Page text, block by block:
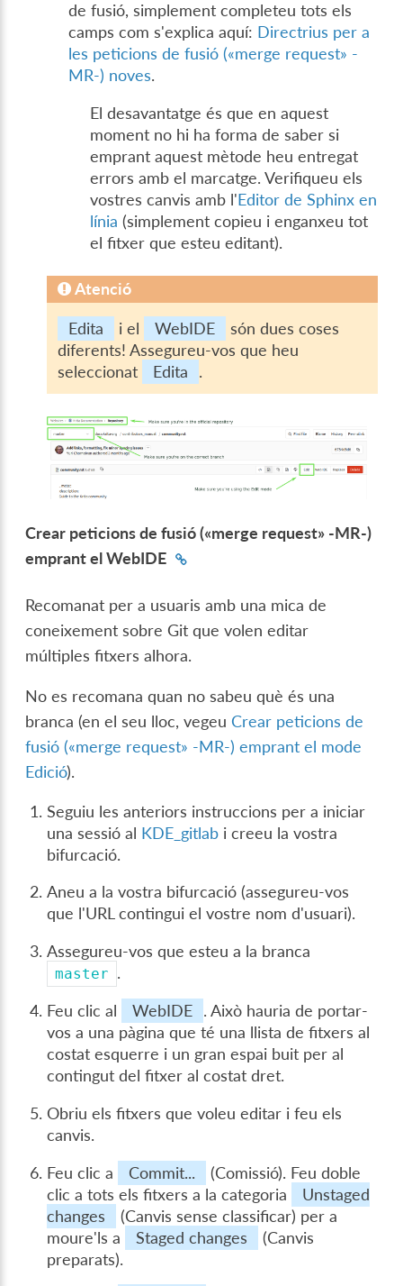
de fusió, simplement completeu tots els
camps com s'explica aquí: Directrius per a
les peticions de fusió («merge request» -
MR-) noves.
El desavantatge és que en aquest
moment no hi ha forma de saber si
emprant aquest mètode heu entregat
errors amb el marcatge. Verifiqueu els
vostres canvis amb l'Editor de Sphinx en
línia (simplement copieu i enganxeu tot
el fitxer que esteu editant).
Atenció
Edita i el WebIDE
són dues coses
diferents! Assegureu-vos que heu
seleccionat
Edita .
Crear peticions de fusió («merge request» -MR-)
emprant el WebIDE
Recomanat per a usuaris amb una mica de
coneixement sobre Git que volen editar
múltiples fitxers alhora.
No es recomana quan no sabeu què és una
branca (en el seu lloc, vegeuCrear peticions de
fusió («merge request» -MR-) emprant el mode
Edició).
Seguiu les anteriors instruccions per a iniciar
una sessió al KDE_gitlab i creeu la vostra
bifurcació.
Aneu a la vostra bifurcació (assegureu-vos
que l'URL contingui el vostre nom d'usuari).
Assegureu-vos que esteu a la branca
master .
Feu clic al WebIDE
. Això hauria de portar-
vos a una pàgina que té una llista de fitxers al
costat esquerre i un gran espai buit per al
contingut del fitxer al costat dret.
Obriu els fitxers que voleu editar i feu els
canvis.
Feu clic a
Commit...
(Comissió). Feu doble
clic a tots els fitxers a la categoria
Unstaged
changes
(Canvis sense classificar) per a
moure'ls a
Staged changes
(Canvis
preparats).